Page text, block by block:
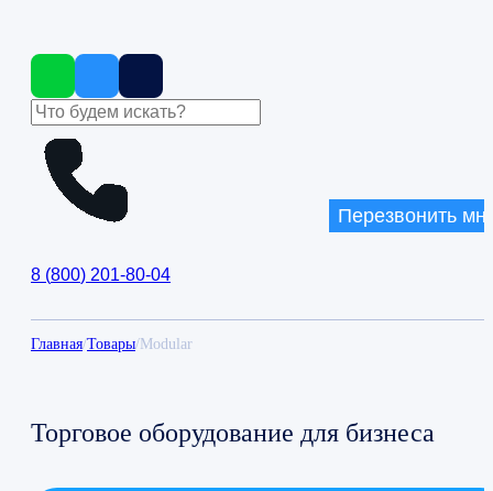
8 (800) 201-80-04
Перезвонить
Главная/Товары/Modular
Торговое оборудование для бизнеса